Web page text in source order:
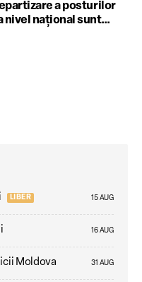
a posturilor
nivel național sunt
însă doar 6.166 de
LIBER 15 AUG
16 AUG
Moldova 31 AUG